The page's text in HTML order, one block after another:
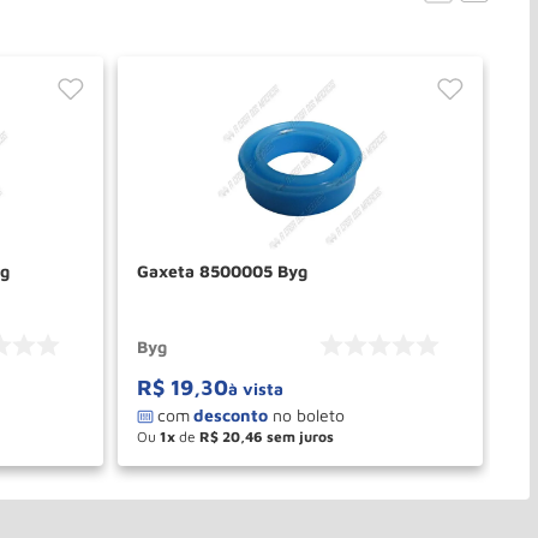
Gaxeta 8500005 Byg
Byg
R$ 19,30à vista
Ou 1 de R$ 20,46
＋
－ COMPRAR